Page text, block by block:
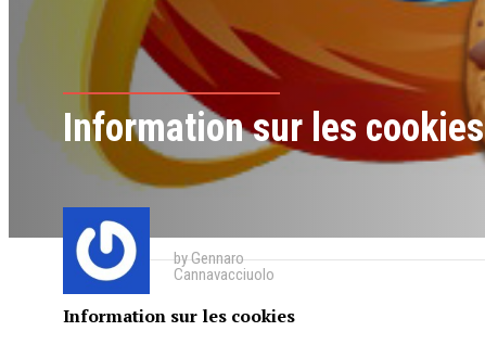
Information sur les cookies
by Gennaro
Cannavacciuolo
Information sur les cookies